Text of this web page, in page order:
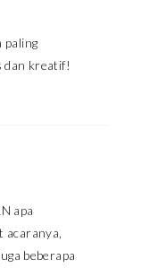
paling
dan kreatif!
apa
acaranya,
beberapa